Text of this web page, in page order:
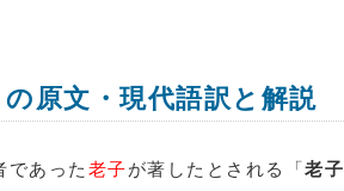
原文・現代語訳と解説
であった 老子が著したとされる「 老子